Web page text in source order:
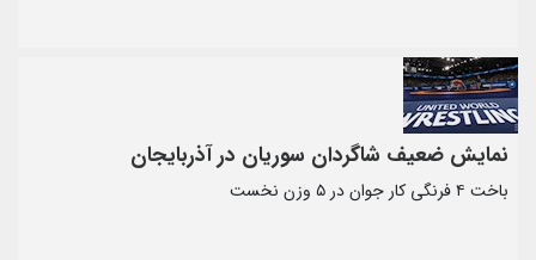
نمایش ضعیف شاگردان سوریان در آذربایجان
باخت ۴ فرنگی کار جوان در ۵ وزن نخست